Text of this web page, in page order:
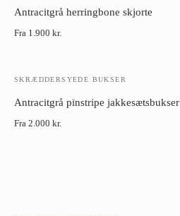
Antracitgrå herringbone skjorte
Fra 1.900 kr.
SKRÆDDERSYEDE BUKSER
Antracitgrå pinstripe jakkesætsbukser
Fra 2.000 kr.